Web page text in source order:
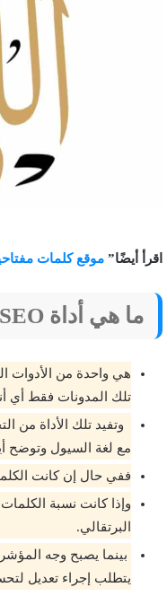
اقرأ أيضًا” موقع كلمات
ما هي أداة Yoast SEO وما أهميتها في فحص الكلمات الانتقالية؟
هي واحدة من الأدوات
تلك المدونات فقط أي
وتفيد تلك الأداة من
مع لغة السيول وتوضح
ففي حال إن كانت الكلمات الانتقالية وصلت إلى
البرتقالي.
يتطلب إجراء تعديل